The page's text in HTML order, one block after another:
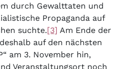
durch Gewalttaten und
Propaganda auf
suchte.[3] Am Ende der
deshalb auf den nächsten
am 3. November hin,
Veranstaltungsort noch